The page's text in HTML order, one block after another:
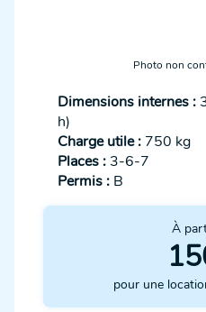
Photo non
Dimensions internes :
h)
Charge utile : 750 kg
Places : 3-6-7
Permis : B
À
pour une